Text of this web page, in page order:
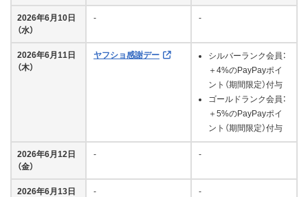
2026年6月10日
（水）
- -
2026年6月11日
（木）
ヤフショ感謝デー
シルバーランク会員：
＋4%のPayPayポイ
ント（期間限定）付与
ゴールドランク会員：
＋5%のPayPayポイ
ント（期間限定）付与
2026年6月12日
（金）
- -
2026年6月13日
- -